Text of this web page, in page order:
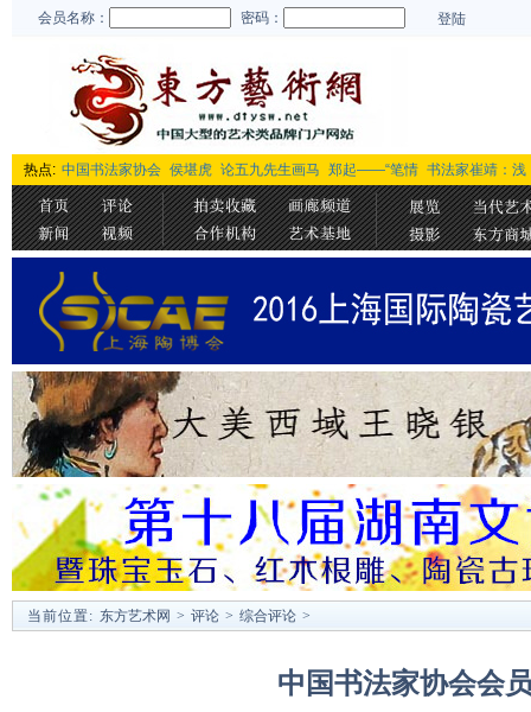
会员名称： 密码： 登陆
热点: 中国书法家协会 侯堪虎 论五九先生画马 郑起——“笔情 书法家崔靖：浅
当前位置: 东方艺术网 > 评论 > 综合评论 >
中国书法家协会会